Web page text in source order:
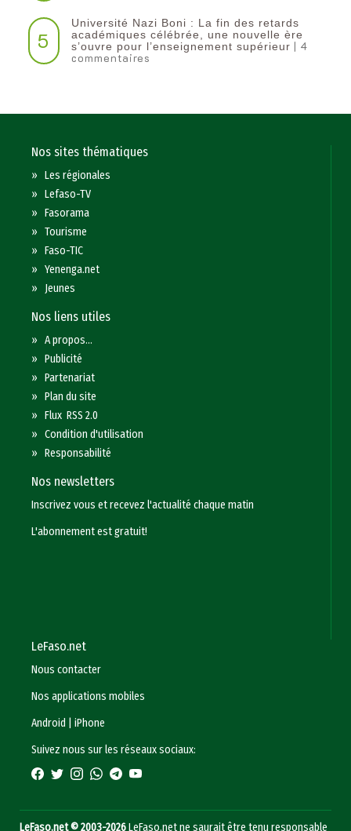
5
Université Nazi Boni : La fin des retards
académiques célébrée, une nouvelle ère
s’ouvre pour l’enseignement supérieur | 4
commentaires
Nos sites thématiques
»Les régionales
»Lefaso-TV
»Fasorama
»Tourisme
»Faso-TIC
»Yenenga.net
» Jeunes
Nos liens utiles
»A propos...
»Publicité
»Partenariat
»Plan du site
»Flux RSS 2.0
»Condition d'utilisation
»Responsabilité
Nos newsletters
Inscrivez vous et recevez l'actualité chaque matin
L'abonnement est gratuit!
LeFaso.net
Nous contacter
Nos applications mobiles
Android
|iPhone
Suivez nous sur les réseaux sociaux:
LeFaso.net © 2003-2026LeFaso.net ne saurait être tenu responsable